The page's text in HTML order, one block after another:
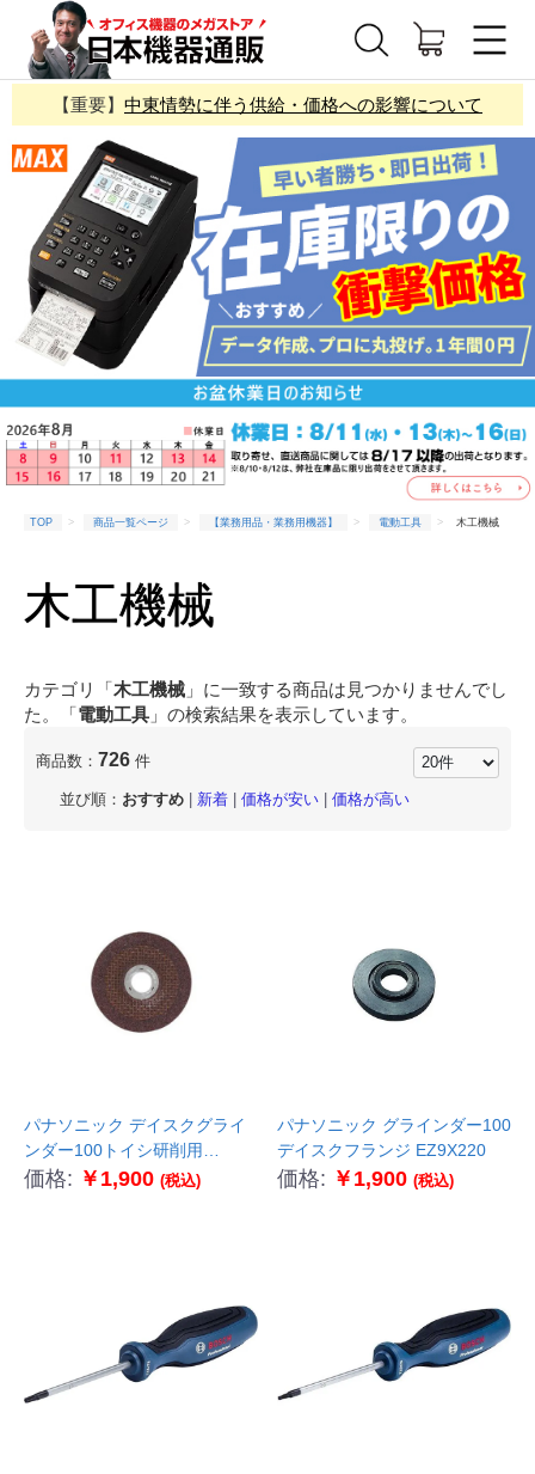
【重要】 中東情勢に伴う供給・価格への影響について
TOP 商品一覧ページ 【業務用品・業務用機器】 電動工具 木工機械
木工機械
カテゴリ「木工機械 」に一致する商品は見つかりませんでし
た。「電動工具 」の検索結果を表示しています。
商品数： 726 件
並び順： おすすめ 新着 価格が安い 価格が高い
パナソニック デイスクグライ
ンダー100トイシ研削用
EZ9X200
価格: ￥1,900 (税込)
パナソニック グラインダー100
デイスクフランジ EZ9X220
価格: ￥1,900 (税込)